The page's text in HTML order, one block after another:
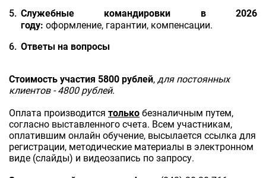
Служебные командировки в 2026
году: оформление, гарантии, компенсации.
Ответы на вопросы
Стоимость участия 5800 рублей, для постоянных
клиентов - 4800 рублей.
Оплата производится только безналичным путем,
согласно выставленного счета. Всем участникам,
оплатившим онлайн обучение, высылается ссылка для
регистрации, методические материалы в электронном
виде (слайды) и видеозапись по запросу.